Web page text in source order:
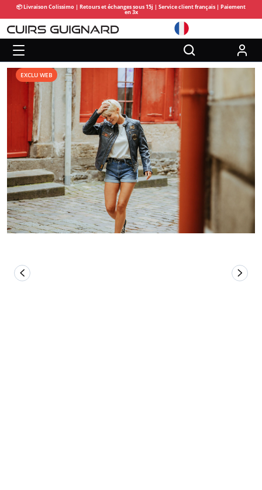
📦 Livraison Colissimo | Retours et échanges sous 15j | Service client français | Paiement
en 3x
EXCLU WEB